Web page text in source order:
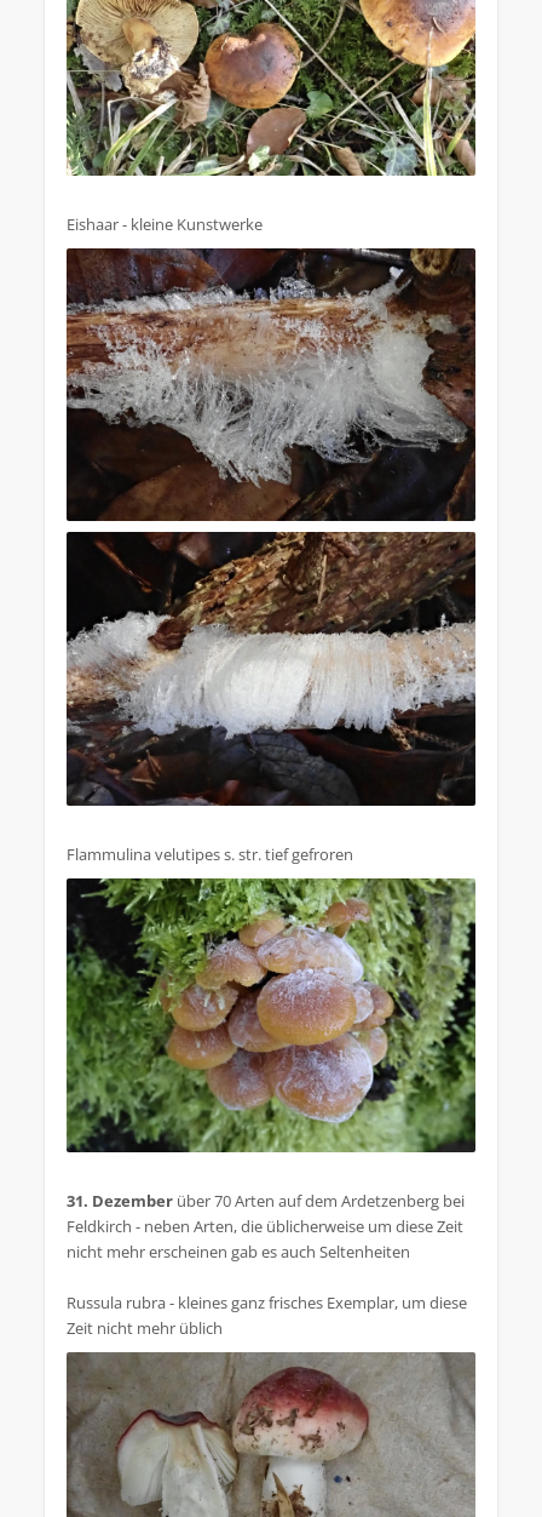
Eishaar - kleine Kunstwerke
Flammulina velutipes s. str. tief gefroren
31. Dezember über 70 Arten auf dem Ardetzenberg bei
Feldkirch - neben Arten, die üblicherweise um diese Zeit
nicht mehr erscheinen gab es auch Seltenheiten
Russula rubra - kleines ganz frisches Exemplar, um diese
Zeit nicht mehr üblich